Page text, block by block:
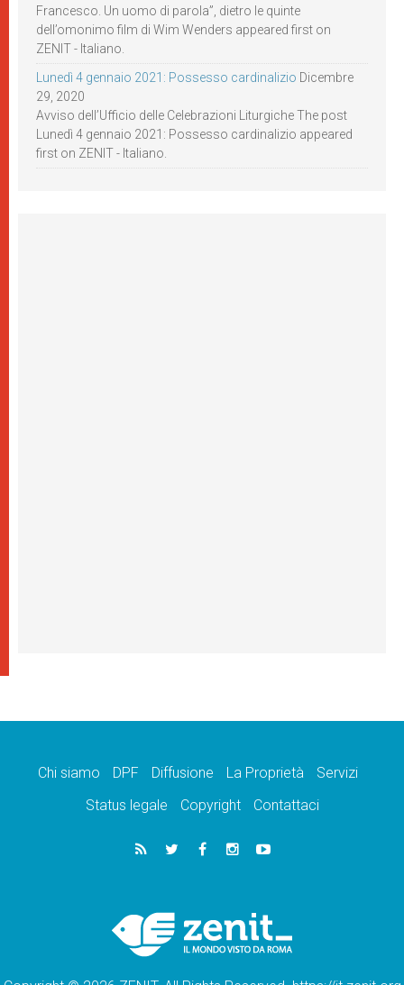
Francesco. Un uomo di parola”, dietro le quinte
dell’omonimo film di Wim Wenders appeared first on
ZENIT - Italiano.
Lunedì 4 gennaio 2021: Possesso cardinalizio Dicembre
29, 2020
Avviso dell’Ufficio delle Celebrazioni Liturgiche The post
Lunedì 4 gennaio 2021: Possesso cardinalizio appeared
first on ZENIT - Italiano.
Chi siamo DPF Diffusione La Proprietà
Servizi
Status legale
Copyright Contattaci